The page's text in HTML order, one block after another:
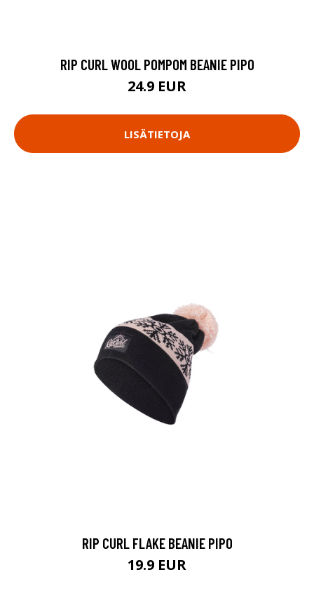
RIP CURL WOOL POMPOM BEANIE PIPO
24.9 EUR
LISÄTIETOJA
RIP CURL FLAKE BEANIE PIPO
19.9 EUR